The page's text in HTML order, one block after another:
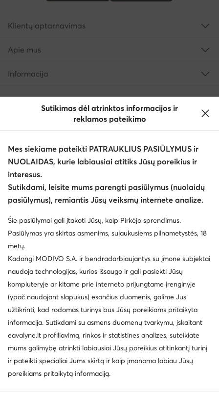
Klientų aptarnavimas
Apie mus
Informacija
© eavalyne.lt 2026
Taisyklės
Pakeisti nustatymus
Privatumo politika
Duomenų apsauga
Sutikimas dėl atrinktos informacijos ir
reklamos pateikimo
Mes siekiame pateikti PATRAUKLIUS PASIŪLYMUS ir
NUOLAIDAS, kurie labiausiai atitiks Jūsų poreikius ir
interesus.
Sutikdami, leisite mums parengti pasiūlymus (nuolaidų
pasiūlymus), remiantis Jūsų veiksmų internete analize.
Šie pasiūlymai gali įtakoti Jūsų, kaip Pirkėjo sprendimus.
Pasiūlymas yra skirtas asmenims, sulaukusiems pilnametystės, 18
metų.
Kadangi MODIVO S.A. ir bendradarbiaujantys su įmone subjektai
naudoja technologijas, kurios išsaugo ir gali pasiekti Jūsų
kompiuteryje ar kitame prie interneto prijungtame įrenginyje
(ypač naudojant slapukus) esančius duomenis, galime Jus
užtikrinti, kad rodomas turinys bus Jūsų poreikiams pritaikyta
informacija. Sutikdami su asmens duomenų tvarkymu, įskaitant
eavalyne.lt profiliavimą, rinkos ir statistines analizes, suteikiate
mums galimybę atrinkti labiausiai Jūsų poreikius atitinkantį turinį
ir pateikti specialiai Jums skirtą ir kaip įmanoma labiau Jūsų
poreikiams pritaikytą informaciją.